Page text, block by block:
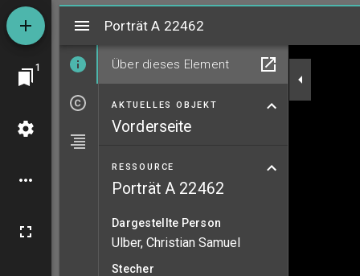
1
MiradorPorträt A 22462
Über dieses Element
AKTUELLES OBJEKT
Vorderseite
RESSOURCE
Porträt A 22462
Dargestellte Person
Ulber, Christian Samuel
Stecher
Porträt A 22462